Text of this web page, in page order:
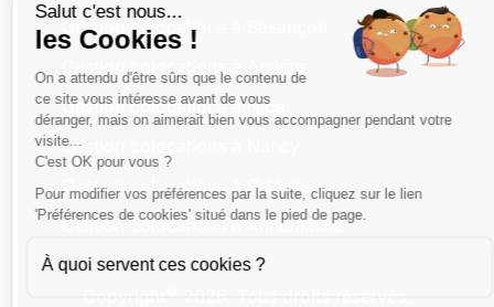
Gestion colocations à Besançon
Gestion colocations à Amiens
Gestion colocations à Nice
Gestion colocations à Nancy
Gestion colocations à Orléans
Gestion colocations à Annemasse
Salut c'est nous...
les Cookies !
On a attendu d'être sûrs que le contenu de
ce site vous intéresse avant de vous
déranger, mais on aimerait bien vous accompagner pendant votre
visite...
C'est OK pour vous ?
Pour modifier vos préférences par la suite, cliquez sur le lien
'Préférences de cookies' situé dans le pied de page.
À quoi servent ces cookies ?